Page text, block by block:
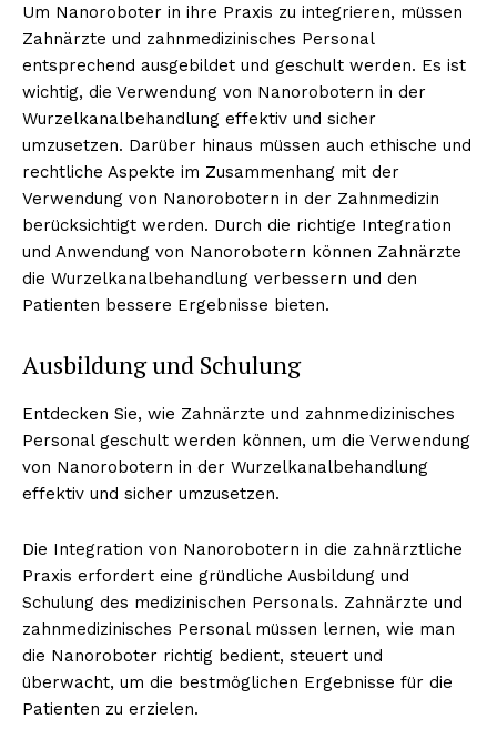
Um Nanoroboter in ihre Praxis zu integrieren, müssen
Zahnärzte und zahnmedizinisches Personal
entsprechend ausgebildet und geschult werden. Es ist
wichtig, die Verwendung von Nanorobotern in der
Wurzelkanalbehandlung effektiv und sicher
umzusetzen. Darüber hinaus müssen auch ethische und
rechtliche Aspekte im Zusammenhang mit der
Verwendung von Nanorobotern in der Zahnmedizin
berücksichtigt werden. Durch die richtige Integration
und Anwendung von Nanorobotern können Zahnärzte
die Wurzelkanalbehandlung verbessern und den
Patienten bessere Ergebnisse bieten.
Ausbildung und Schulung
Entdecken Sie, wie Zahnärzte und zahnmedizinisches
Personal geschult werden können, um die Verwendung
von Nanorobotern in der Wurzelkanalbehandlung
effektiv und sicher umzusetzen.
Die Integration von Nanorobotern in die zahnärztliche
Praxis erfordert eine gründliche Ausbildung und
Schulung des medizinischen Personals. Zahnärzte und
zahnmedizinisches Personal müssen lernen, wie man
die Nanoroboter richtig bedient, steuert und
überwacht, um die bestmöglichen Ergebnisse für die
Patienten zu erzielen.